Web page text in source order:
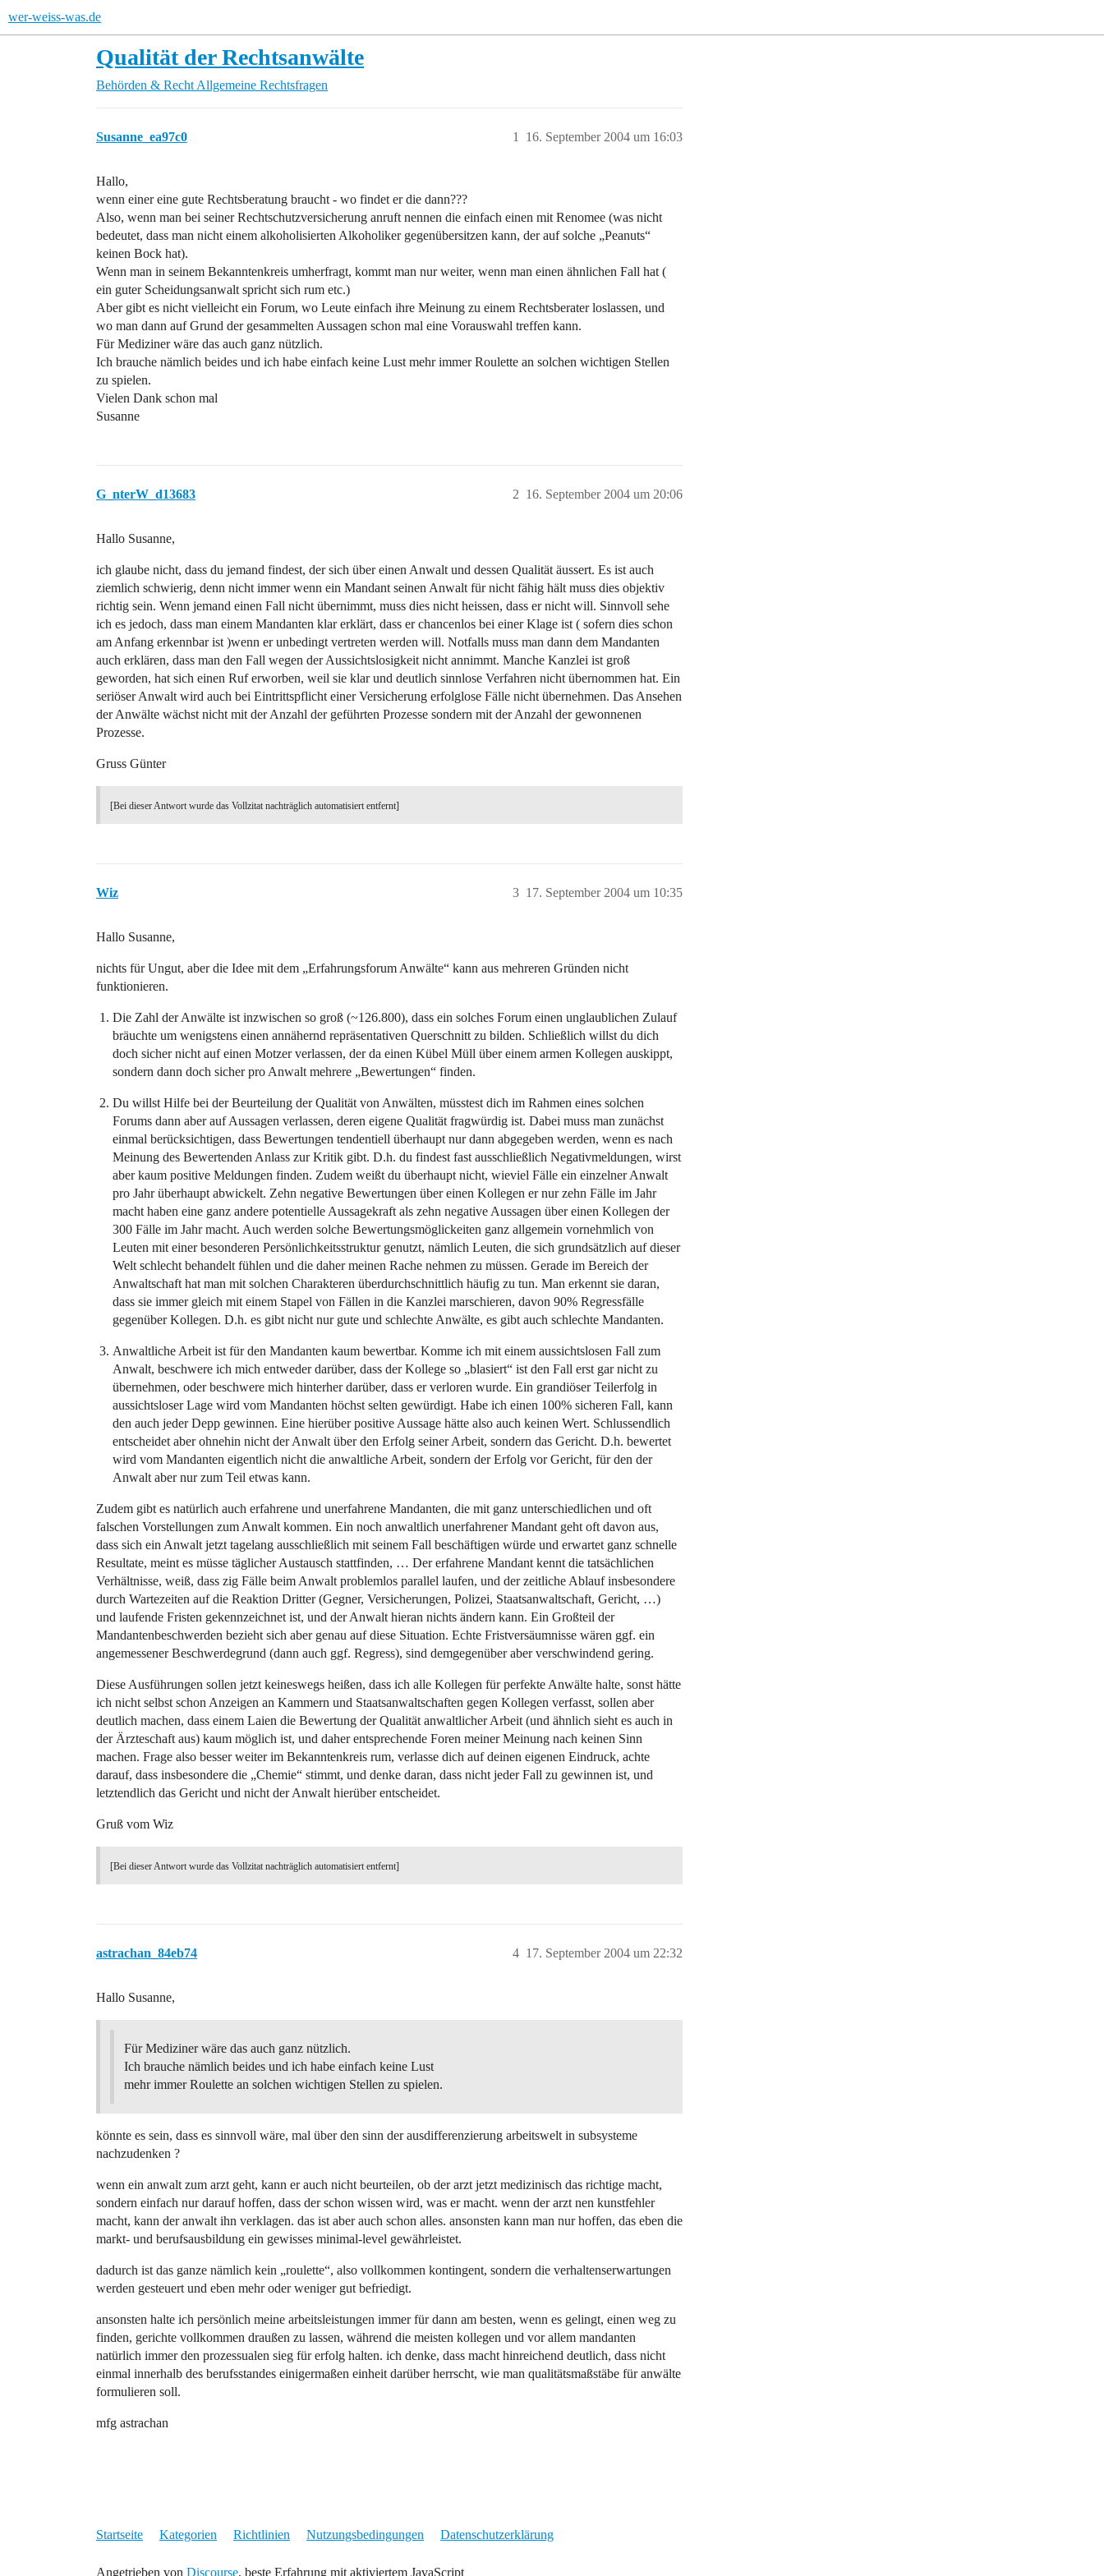
wer-weiss-was.de
Qualität der Rechtsanwälte
Behörden & Recht Allgemeine Rechtsfragen
Susanne_ea97c0 16. September 2004 um 16:03
1
Hallo,
wenn einer eine gute Rechtsberatung braucht - wo findet er die dann???
Also, wenn man bei seiner Rechtschutzversicherung anruft nennen die einfach einen mit Renomee (was nicht
bedeutet, dass man nicht einem alkoholisierten Alkoholiker gegenübersitzen kann, der auf solche „Peanuts“
keinen Bock hat).
Wenn man in seinem Bekanntenkreis umherfragt, kommt man nur weiter, wenn man einen ähnlichen Fall hat (
ein guter Scheidungsanwalt spricht sich rum etc.)
Aber gibt es nicht vielleicht ein Forum, wo Leute einfach ihre Meinung zu einem Rechtsberater loslassen, und
wo man dann auf Grund der gesammelten Aussagen schon mal eine Vorauswahl treffen kann.
Für Mediziner wäre das auch ganz nützlich.
Ich brauche nämlich beides und ich habe einfach keine Lust mehr immer Roulette an solchen wichtigen Stellen
zu spielen.
Vielen Dank schon mal
Susanne
G_nterW_d13683 16. September 2004 um 20:06
2
Hallo Susanne,
ich glaube nicht, dass du jemand findest, der sich über einen Anwalt und dessen Qualität äussert. Es ist auch
ziemlich schwierig, denn nicht immer wenn ein Mandant seinen Anwalt für nicht fähig hält muss dies objektiv
richtig sein. Wenn jemand einen Fall nicht übernimmt, muss dies nicht heissen, dass er nicht will. Sinnvoll sehe
ich es jedoch, dass man einem Mandanten klar erklärt, dass er chancenlos bei einer Klage ist ( sofern dies schon
am Anfang erkennbar ist )wenn er unbedingt vertreten werden will. Notfalls muss man dann dem Mandanten
auch erklären, dass man den Fall wegen der Aussichtslosigkeit nicht annimmt. Manche Kanzlei ist groß
geworden, hat sich einen Ruf erworben, weil sie klar und deutlich sinnlose Verfahren nicht übernommen hat. Ein
seriöser Anwalt wird auch bei Eintrittspflicht einer Versicherung erfolglose Fälle nicht übernehmen. Das Ansehen
der Anwälte wächst nicht mit der Anzahl der geführten Prozesse sondern mit der Anzahl der gewonnenen
Prozesse.
Gruss Günter
[Bei dieser Antwort wurde das Vollzitat nachträglich automatisiert entfernt]
Wiz 17. September 2004 um 10:35
3
Hallo Susanne,
nichts für Ungut, aber die Idee mit dem „Erfahrungsforum Anwälte“ kann aus mehreren Gründen nicht
funktionieren.
Die Zahl der Anwälte ist inzwischen so groß (~126.800), dass ein solches Forum einen unglaublichen Zulauf
bräuchte um wenigstens einen annähernd repräsentativen Querschnitt zu bilden. Schließlich willst du dich
doch sicher nicht auf einen Motzer verlassen, der da einen Kübel Müll über einem armen Kollegen auskippt,
sondern dann doch sicher pro Anwalt mehrere „Bewertungen“ finden.
Du willst Hilfe bei der Beurteilung der Qualität von Anwälten, müsstest dich im Rahmen eines solchen
Forums dann aber auf Aussagen verlassen, deren eigene Qualität fragwürdig ist. Dabei muss man zunächst
einmal berücksichtigen, dass Bewertungen tendentiell überhaupt nur dann abgegeben werden, wenn es nach
Meinung des Bewertenden Anlass zur Kritik gibt. D.h. du findest fast ausschließlich Negativmeldungen, wirst
aber kaum positive Meldungen finden. Zudem weißt du überhaupt nicht, wieviel Fälle ein einzelner Anwalt
pro Jahr überhaupt abwickelt. Zehn negative Bewertungen über einen Kollegen er nur zehn Fälle im Jahr
macht haben eine ganz andere potentielle Aussagekraft als zehn negative Aussagen über einen Kollegen der
300 Fälle im Jahr macht. Auch werden solche Bewertungsmöglickeiten ganz allgemein vornehmlich von
Leuten mit einer besonderen Persönlichkeitsstruktur genutzt, nämlich Leuten, die sich grundsätzlich auf dieser
Welt schlecht behandelt fühlen und die daher meinen Rache nehmen zu müssen. Gerade im Bereich der
Anwaltschaft hat man mit solchen Charakteren überdurchschnittlich häufig zu tun. Man erkennt sie daran,
dass sie immer gleich mit einem Stapel von Fällen in die Kanzlei marschieren, davon 90% Regressfälle
gegenüber Kollegen. D.h. es gibt nicht nur gute und schlechte Anwälte, es gibt auch schlechte Mandanten.
Anwaltliche Arbeit ist für den Mandanten kaum bewertbar. Komme ich mit einem aussichtslosen Fall zum
Anwalt, beschwere ich mich entweder darüber, dass der Kollege so „blasiert“ ist den Fall erst gar nicht zu
übernehmen, oder beschwere mich hinterher darüber, dass er verloren wurde. Ein grandiöser Teilerfolg in
aussichtsloser Lage wird vom Mandanten höchst selten gewürdigt. Habe ich einen 100% sicheren Fall, kann
den auch jeder Depp gewinnen. Eine hierüber positive Aussage hätte also auch keinen Wert. Schlussendlich
entscheidet aber ohnehin nicht der Anwalt über den Erfolg seiner Arbeit, sondern das Gericht. D.h. bewertet
wird vom Mandanten eigentlich nicht die anwaltliche Arbeit, sondern der Erfolg vor Gericht, für den der
Anwalt aber nur zum Teil etwas kann.
Zudem gibt es natürlich auch erfahrene und unerfahrene Mandanten, die mit ganz unterschiedlichen und oft
falschen Vorstellungen zum Anwalt kommen. Ein noch anwaltlich unerfahrener Mandant geht oft davon aus,
dass sich ein Anwalt jetzt tagelang ausschließlich mit seinem Fall beschäftigen würde und erwartet ganz schnelle
Resultate, meint es müsse täglicher Austausch stattfinden, … Der erfahrene Mandant kennt die tatsächlichen
Verhältnisse, weiß, dass zig Fälle beim Anwalt problemlos parallel laufen, und der zeitliche Ablauf insbesondere
durch Wartezeiten auf die Reaktion Dritter (Gegner, Versicherungen, Polizei, Staatsanwaltschaft, Gericht, …)
und laufende Fristen gekennzeichnet ist, und der Anwalt hieran nichts ändern kann. Ein Großteil der
Mandantenbeschwerden bezieht sich aber genau auf diese Situation. Echte Fristversäumnisse wären ggf. ein
angemessener Beschwerdegrund (dann auch ggf. Regress), sind demgegenüber aber verschwindend gering.
Diese Ausführungen sollen jetzt keineswegs heißen, dass ich alle Kollegen für perfekte Anwälte halte, sonst hätte
ich nicht selbst schon Anzeigen an Kammern und Staatsanwaltschaften gegen Kollegen verfasst, sollen aber
deutlich machen, dass einem Laien die Bewertung der Qualität anwaltlicher Arbeit (und ähnlich sieht es auch in
der Ärzteschaft aus) kaum möglich ist, und daher entsprechende Foren meiner Meinung nach keinen Sinn
machen. Frage also besser weiter im Bekanntenkreis rum, verlasse dich auf deinen eigenen Eindruck, achte
darauf, dass insbesondere die „Chemie“ stimmt, und denke daran, dass nicht jeder Fall zu gewinnen ist, und
letztendlich das Gericht und nicht der Anwalt hierüber entscheidet.
Gruß vom Wiz
[Bei dieser Antwort wurde das Vollzitat nachträglich automatisiert entfernt]
astrachan_84eb74 17. September 2004 um 22:32
4
Hallo Susanne,
Für Mediziner wäre das auch ganz nützlich.
Ich brauche nämlich beides und ich habe einfach keine Lust
mehr immer Roulette an solchen wichtigen Stellen zu spielen.
könnte es sein, dass es sinnvoll wäre, mal über den sinn der ausdifferenzierung arbeitswelt in subsysteme
nachzudenken ?
wenn ein anwalt zum arzt geht, kann er auch nicht beurteilen, ob der arzt jetzt medizinisch das richtige macht,
sondern einfach nur darauf hoffen, dass der schon wissen wird, was er macht. wenn der arzt nen kunstfehler
macht, kann der anwalt ihn verklagen. das ist aber auch schon alles. ansonsten kann man nur hoffen, das eben die
markt- und berufsausbildung ein gewisses minimal-level gewährleistet.
dadurch ist das ganze nämlich kein „roulette“, also vollkommen kontingent, sondern die verhaltenserwartungen
werden gesteuert und eben mehr oder weniger gut befriedigt.
ansonsten halte ich persönlich meine arbeitsleistungen immer für dann am besten, wenn es gelingt, einen weg zu
finden, gerichte vollkommen draußen zu lassen, während die meisten kollegen und vor allem mandanten
natürlich immer den prozessualen sieg für erfolg halten. ich denke, dass macht hinreichend deutlich, dass nicht
einmal innerhalb des berufsstandes einigermaßen einheit darüber herrscht, wie man qualitätsmaßstäbe für anwälte
formulieren soll.
mfg astrachan
Startseite Kategorien Richtlinien Nutzungsbedingungen Datenschutzerklärung
Angetrieben von Discourse, beste Erfahrung mit aktiviertem JavaScript